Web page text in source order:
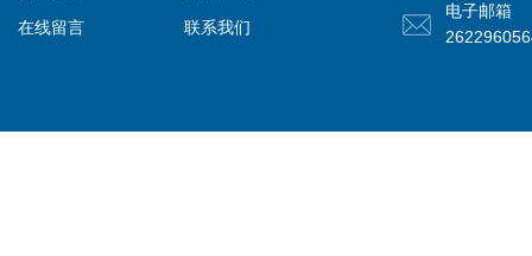
在线留言
联系我们
电子邮箱